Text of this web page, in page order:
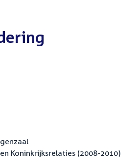
Koninkrijksrelaties (2008-2010)